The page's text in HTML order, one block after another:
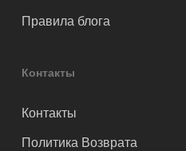
Правила блога
Контакты
Контакты
Политика Возврата